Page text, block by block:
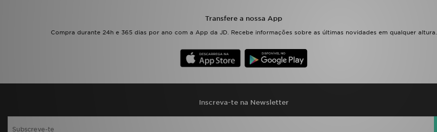
Transfere a nossa App
Compra durante 24h e 365 dias por ano com a App da JD. Recebe informações sobre as últimas novidades em qualquer altura.
Inscreva-te na Newsletter